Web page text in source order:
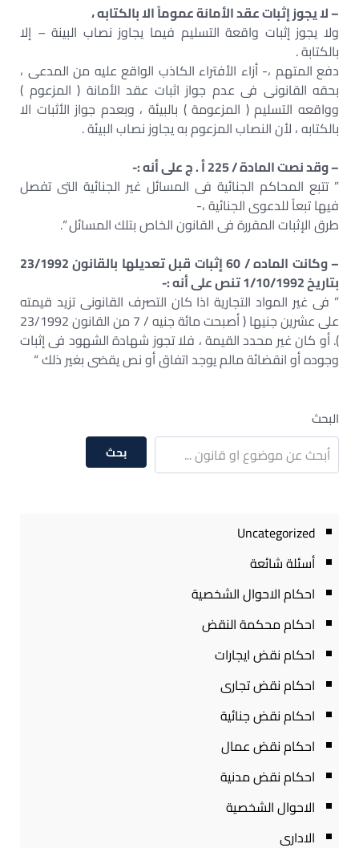
– لا يجوز إثبات عقد الأمانة عموماً الا بالكتابه ،
ولا يجوز إثبات واقعة التسليم فيما يجاوز نصاب البينة – إلا
بالكتابة .
دفع المتهم ،- أزاء الأفتراء الكاذب الواقع عليه من المدعى ،
بحقه القانونى فى عدم جواز اثبات عقد الأمانة ( المزعوم )
وواقعه التسليم ( المزعومة ) بالبيئة ، وبعدم جواز الأثبات الا
بالكتابه ، لأن النصاب المزعوم به يجاوز نصاب البيئة .
– وقد نصت المادة / 225 أ . ج على أنه :-
” تتبع المحاكم الجنائية فى المسائل غير الجنائية التى تفصل
فيها تبعاً للدعوى الجنائية ،-
طرق الإثبات المقررة فى القانون الخاص بتلك المسائل “.
– وكانت الماده / 60 إثبات قبل تعديلها بالقانون 23/1992
بتاريخ 1/10/1992 تنص على أنه :-
” فى غير المواد التجارية اذا كان التصرف القانونى تزيد قيمته
على عشرين جنيها ( أصبحت مائة جنيه / 7 من القانون 23/1992
). أو كان غير محدد القيمة ، فلا تجوز شهادة الشهود فى إثبات
وجوده أو انقضائة مالم يوجد اتفاق أو نص يقضى بغير ذلك “
البحث
بحث
Uncategorized
أسئلة شائعة
احكام الاحوال الشخصية
احكام محكمة النقض
احكام نقض ايجارات
احكام نقض تجارى
احكام نقض جنائية
احكام نقض عمال
احكام نقض مدنية
الاحوال الشخصية
الادارى